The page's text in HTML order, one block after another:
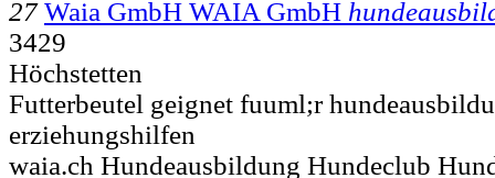
27 Waia GmbH WAIA GmbH
3429
Höchstetten
Futterbeutel geignet fuuml;r
erziehungshilfen
waia.ch Hundeausbildung Hundeclub